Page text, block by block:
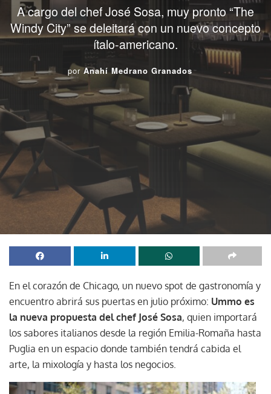
A cargo del chef José Sosa, muy pronto “The
Windy City” se deleitará con un nuevo concepto
ítalo-americano.
por Anahí Medrano Granados
En el corazón de Chicago, un nuevo spot de gastronomía y
encuentro abrirá sus puertas en julio próximo: Ummo es
la nueva propuesta del chef José Sosa, quien importará
los sabores italianos desde la región Emilia-Romaña hasta
Puglia en un espacio donde también tendrá cabida el
arte, la mixología y hasta los negocios.